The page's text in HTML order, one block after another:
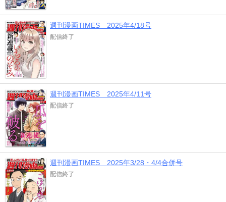
週刊漫画TIMES 2025年4/18号
配信終了
週刊漫画TIMES 2025年4/11号
配信終了
週刊漫画TIMES 2025年3/28・4/4合併号
配信終了